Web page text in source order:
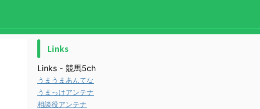
Links
Links - 競馬5ch
うまうまあんてな
うまっけアンテナ
相談役アンテナ